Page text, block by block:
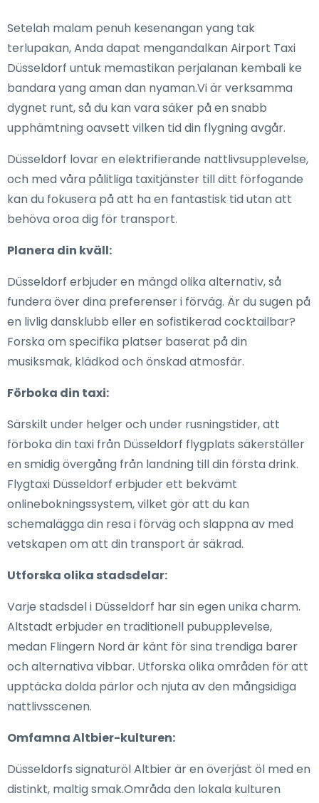
Setelah malam penuh kesenangan yang tak
terlupakan, Anda dapat mengandalkan Airport Taxi
Düsseldorf untuk memastikan perjalanan kembali ke
bandara yang aman dan nyaman.Vi är verksamma
dygnet runt, så du kan vara säker på en snabb
upphämtning oavsett vilken tid din flygning avgår.
Düsseldorf lovar en elektrifierande nattlivsupplevelse,
och med våra pålitliga taxitjänster till ditt förfogande
kan du fokusera på att ha en fantastisk tid utan att
behöva oroa dig för transport.
Planera din kväll:
Düsseldorf erbjuder en mängd olika alternativ, så
fundera över dina preferenser i förväg. Är du sugen på
en livlig dansklubb eller en sofistikerad cocktailbar?
Forska om specifika platser baserat på din
musiksmak, klädkod och önskad atmosfär.
Förboka din taxi:
Särskilt under helger och under rusningstider, att
förboka din taxi från Düsseldorf flygplats säkerställer
en smidig övergång från landning till din första drink.
Flygtaxi Düsseldorf erbjuder ett bekvämt
onlinebokningssystem, vilket gör att du kan
schemalägga din resa i förväg och slappna av med
vetskapen om att din transport är säkrad.
Utforska olika stadsdelar:
Varje stadsdel i Düsseldorf har sin egen unika charm.
Altstadt erbjuder en traditionell pubupplevelse,
medan Flingern Nord är känt för sina trendiga barer
och alternativa vibbar. Utforska olika områden för att
upptäcka dolda pärlor och njuta av den mångsidiga
nattlivsscenen.
Omfamna Altbier-kulturen:
Düsseldorfs signaturöl Altbier är en överjäst öl med en
distinkt, maltig smak.Områda den lokala kulturen